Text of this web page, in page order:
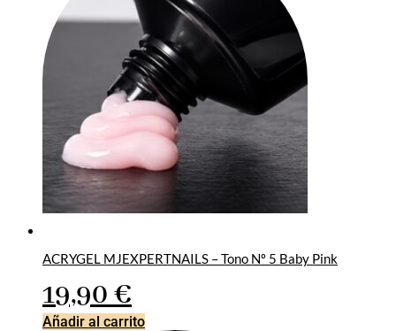
ACRYGEL MJEXPERTNAILS – Tono Nº 5 Baby Pink
19,90€
Añadir al carrito